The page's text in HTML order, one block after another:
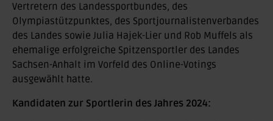
Vertretern des Landessportbundes, des
Olympiastützpunktes, des Sportjournalistenverbandes
des Landes sowie Julia Hajek-Lier und Rob Muffels als
ehemalige erfolgreiche Spitzensportler des Landes
Sachsen-Anhalt im Vorfeld des Online-Votings
ausgewählt hatte.
Kandidaten zur Sportlerin des Jahres 2024: